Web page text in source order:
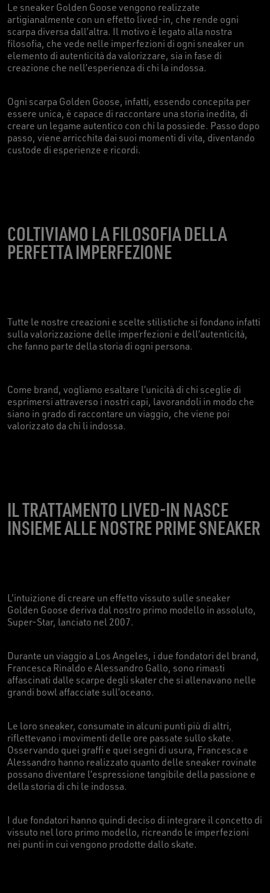
Le sneaker Golden Goose vengono realizzate
artigianalmente con un effetto lived-in, che rende ogni
scarpa diversa dall’altra. Il motivo è legato alla nostra
filosofia, che vede nelle imperfezioni di ogni sneaker un
elemento di autenticità da valorizzare, sia in fase di
creazione che nell’esperienza di chi la indossa.
Ogni scarpa Golden Goose, infatti, essendo concepita per
essere unica, è capace di raccontare una storia inedita, di
creare un legame autentico con chi la possiede. Passo dopo
passo, viene arricchita dai suoi momenti di vita, diventando
custode di esperienze e ricordi.
COLTIVIAMO LA FILOSOFIA DELLA
PERFETTA IMPERFEZIONE
Tutte le nostre creazioni e scelte stilistiche si fondano infatti
sulla valorizzazione delle imperfezioni e dell’autenticità,
che fanno parte della storia di ogni persona.
Come brand, vogliamo esaltare l’unicità di chi sceglie di
esprimersi attraverso i nostri capi, lavorandoli in modo che
siano in grado di raccontare un viaggio, che viene poi
valorizzato da chi li indossa.
IL TRATTAMENTO LIVED-IN NASCE
INSIEME ALLE NOSTRE PRIME SNEAKER
L'intuizione di creare un effetto vissuto sulle sneaker
Golden Goose deriva dal nostro primo modello in assoluto,
Super-Star, lanciato nel 2007.
Durante un viaggio a Los Angeles, i due fondatori del brand,
Francesca Rinaldo e Alessandro Gallo, sono rimasti
affascinati dalle scarpe degli skater che si allenavano nelle
grandi bowl affacciate sull’oceano.
Le loro sneaker, consumate in alcuni punti più di altri,
riflettevano i movimenti delle ore passate sullo skate.
Osservando quei graffi e quei segni di usura, Francesca e
Alessandro hanno realizzato quanto delle sneaker rovinate
possano diventare l’espressione tangibile della passione e
della storia di chi le indossa.
I due fondatori hanno quindi deciso di integrare il concetto di
vissuto nel loro primo modello, ricreando le imperfezioni
nei punti in cui vengono prodotte dallo skate.